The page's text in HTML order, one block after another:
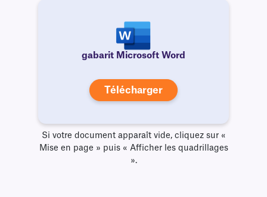
gabarit Microsoft Word
Télécharger
Si votre document apparaît vide, cliquez sur «
Mise en page » puis « Afficher les quadrillages
».